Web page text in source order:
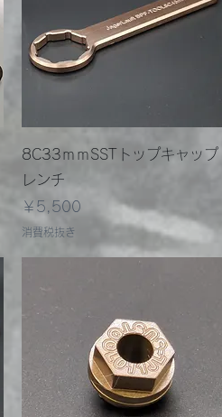
クイックビュー
8C33ｍｍSSTトップキャップ
レンチ
価格
￥5,500
消費税抜き